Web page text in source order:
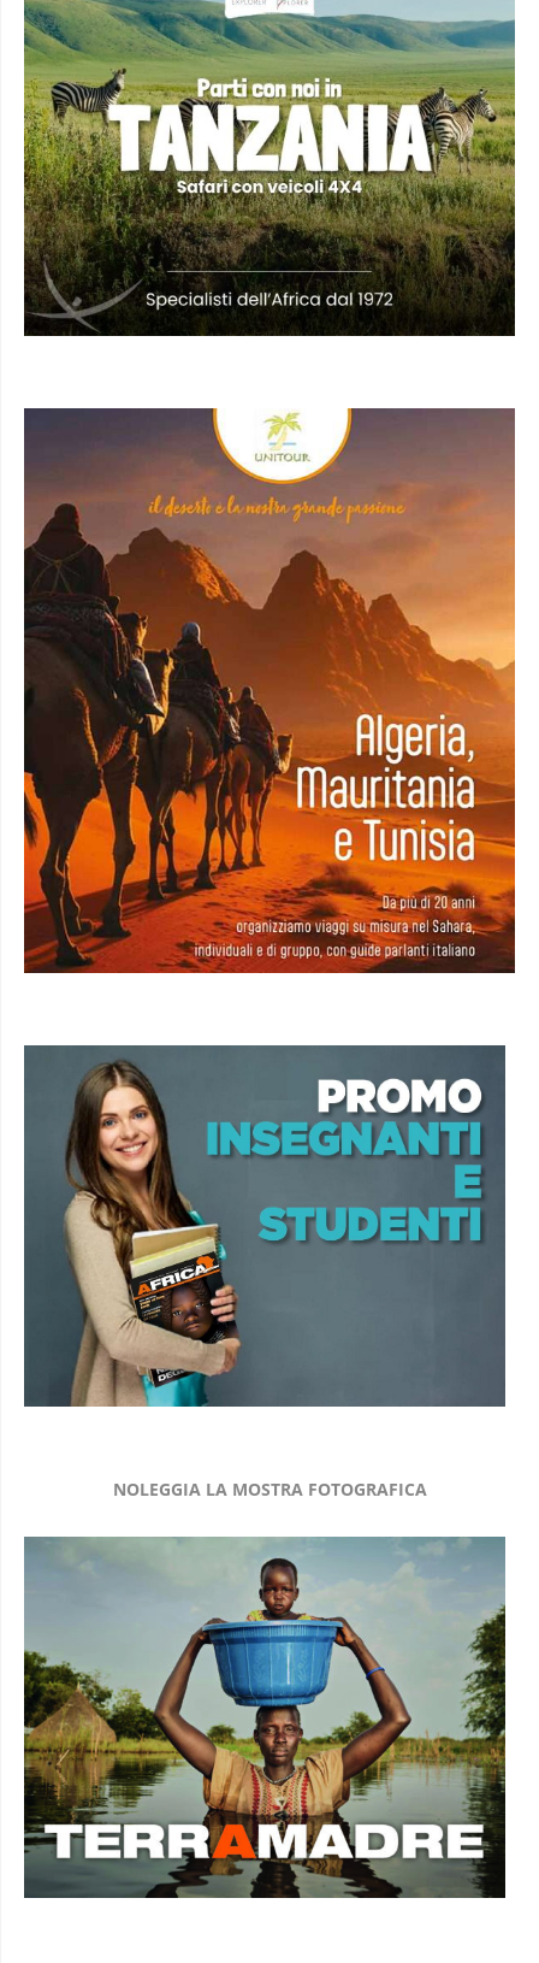
NOLEGGIA LA MOSTRA FOTOGRAFICA